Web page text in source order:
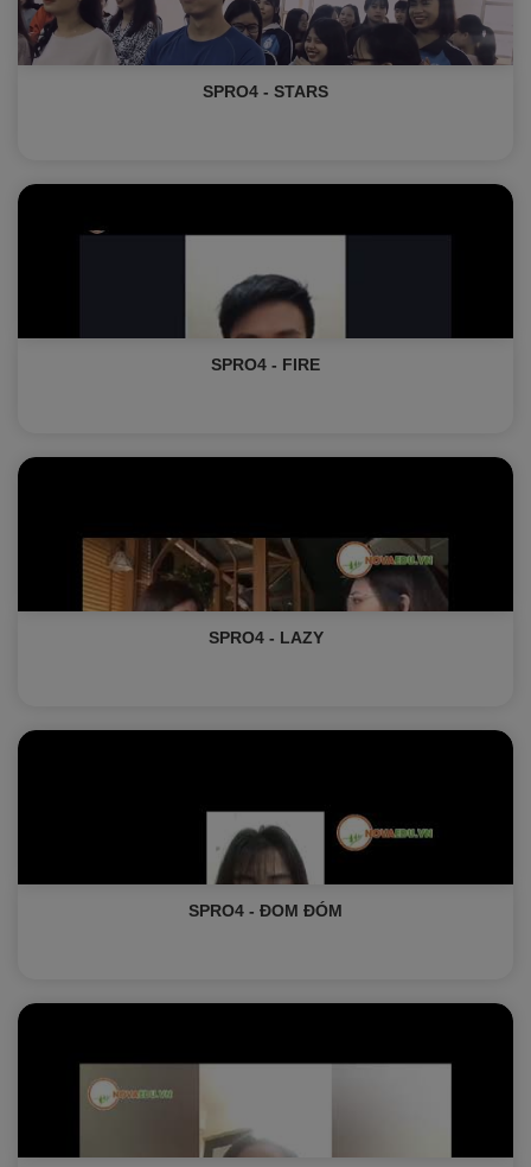
SPRO4 - STARS
SPRO4 - FIRE
SPRO4 - LAZY
SPRO4 - ĐOM ĐÓM